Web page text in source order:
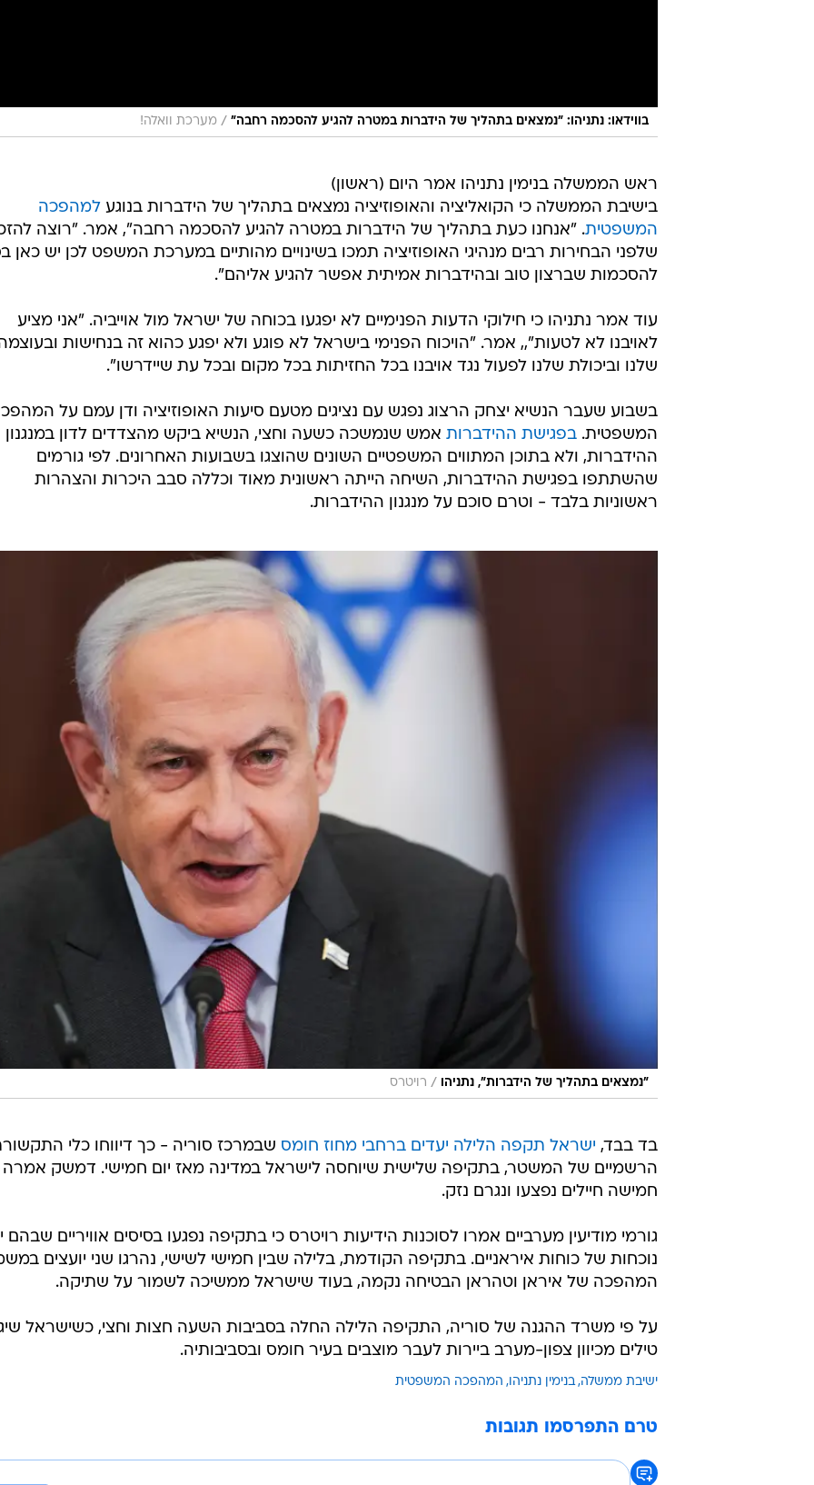
בווידאו: נתניהו: "נמצאים בתהליך של הידברות במטרה להגיע להסכמה רחבה" / מערכת וואלה!
ראש הממשלה בנימין נתניהו אמר היום (ראשון)
בישיבת הממשלה כי הקואליציה והאופוזיציה נמצאים בתהליך של הידברות בנוגע למהפכה
המשפטית. "אנחנו כעת בתהליך של הידברות במטרה להגיע להסכמה רחבה", אמר. "רוצה
שלפני הבחירות רבים מנהיגי האופוזיציה תמכו בשינויים מהותיים במערכת המשפט לכן יש כאן
להסכמות שברצון טוב ובהידברות אמיתית אפשר להגיע אליהם".
עוד אמר נתניהו כי חילוקי הדעות הפנימיים לא יפגעו בכוחה של ישראל מול אוייביה. "אני מציע
לאויבנו לא לטעות",, אמר. "הויכוח הפנימי בישראל לא פוגע ולא יפגע כהוא זה בנחישות
שלנו וביכולת שלנו לפעול נגד אויבנו בכל החזיתות בכל מקום ובכל עת שיידרשו".
בשבוע שעבר הנשיא יצחק הרצוג נפגש עם נציגים מטעם סיעות האופוזיציה ודן עמם על
המשפטית. בפגישת ההידברות אמש שנמשכה כשעה וחצי, הנשיא ביקש מהצדדים לדון במנגנון
ההידברות, ולא בתוכן המתווים המשפטיים השונים שהוצגו בשבועות האחרונים. לפי גורמים
שהשתתפו בפגישת ההידברות, השיחה הייתה ראשונית מאוד וכללה סבב היכרות והצהרות
ראשוניות בלבד - וטרם סוכם על מנגנון ההידברות.
"נמצאים בתהליך של הידברות", נתניהו / רויטרס
בד בבד, ישראל תקפה הלילה יעדים ברחבי מחוז חומס שבמרכז סוריה - כך דיווחו כלי
הרשמיים של המשטר, בתקיפה שלישית שיוחסה לישראל במדינה מאז יום חמישי. דמשק אמרה
חמישה חיילים נפצעו ונגרם נזק.
גורמי מודיעין מערביים אמרו לסוכנות הידיעות רויטרס כי בתקיפה נפגעו בסיסים אוויריים שבהם
נוכחות של כוחות איראניים. בתקיפה הקודמת, בלילה שבין חמישי לשישי, נהרגו שני יועצים
המהפכה של איראן וטהראן הבטיחה נקמה, בעוד שישראל ממשיכה לשמור על שתיקה.
על פי משרד ההגנה של סוריה, התקיפה הלילה החלה בסביבות השעה חצות וחצי, כשישראל
טילים מכיוון צפון-מערב ביירות לעבר מוצבים בעיר חומס ובסביבותיה.
ישיבת ממשלה בנימין נתניהו המהפכה המשפטית
טרם התפרסמו תגובות